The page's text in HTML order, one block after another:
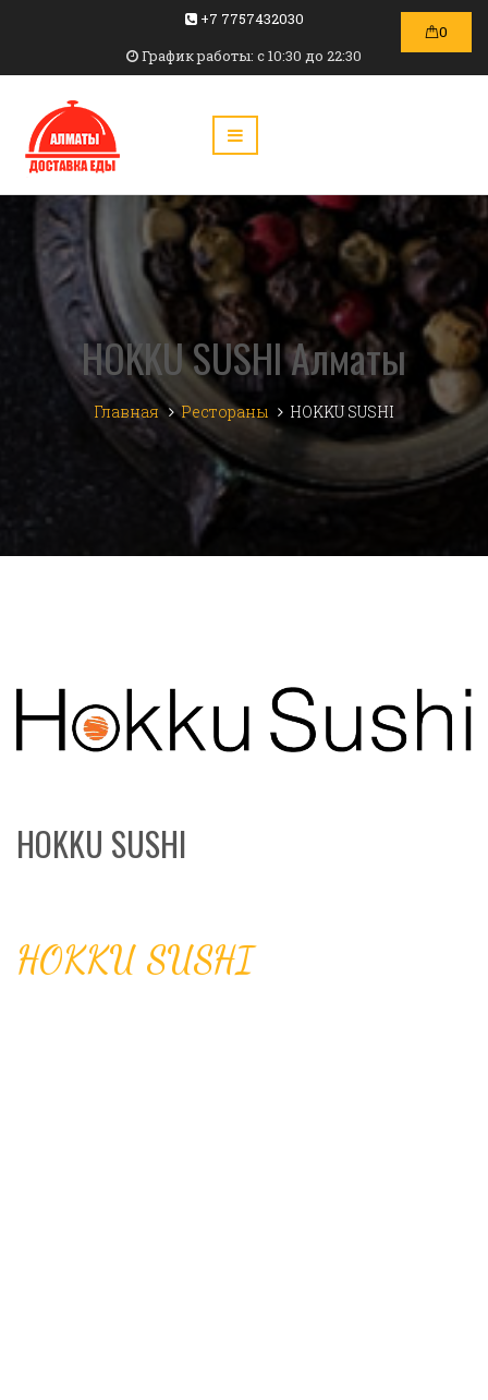
+7 7757432030
График работы: c 10:30 до 22:30
0
HOKKU SUSHI Алматы
Главная Рестораны HOKKU SUSHI
HOKKU SUSHI
HOKKU SUSHI